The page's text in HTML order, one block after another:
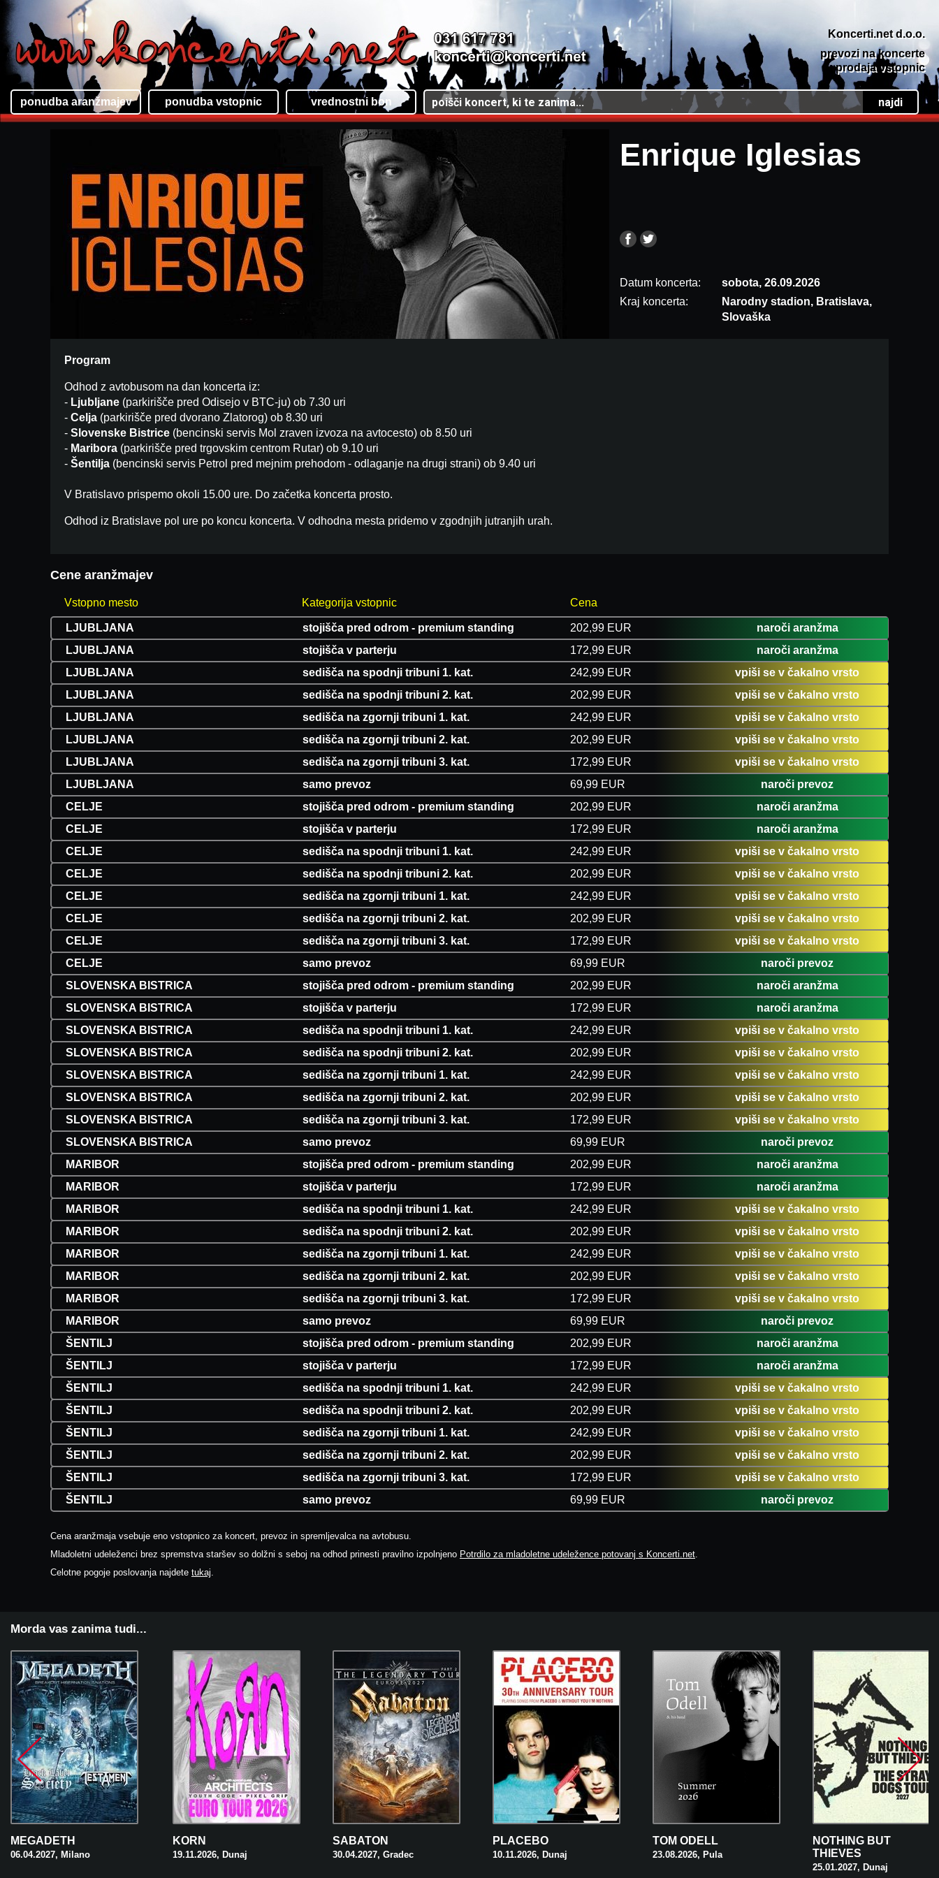
ponudba aranžmajev ponudba vstopnic vrednostni bon
Koncerti.net d.o.o.
prevozi na koncerte
prodaja vstopnic
Enrique Iglesias
Datum koncerta:
sobota, 26.09.2026
Kraj koncerta:
Narodny stadion, Bratislava,
Slovaška
Program
Odhod z avtobusom na dan koncerta iz:
- Ljubljane (parkirišče pred Odisejo v BTC-ju) ob 7.30 uri
- Celja (parkirišče pred dvorano Zlatorog) ob 8.30 uri
- Slovenske Bistrice (bencinski servis Mol zraven izvoza na avtocesto) ob 8.50 uri
- Maribora (parkirišče pred trgovskim centrom Rutar) ob 9.10 uri
- Šentilja (bencinski servis Petrol pred mejnim prehodom - odlaganje na drugi strani) ob 9.40 uri
V Bratislavo prispemo okoli 15.00 ure. Do začetka koncerta prosto.
Odhod iz Bratislave pol ure po koncu koncerta. V odhodna mesta pridemo v zgodnjih jutranjih urah.
Cene aranžmajev
Vstopno mesto Kategorija vstopnic Cena
LJUBLJANA stojišča pred odrom - premium standing 202,99 EUR
naroči aranžma
LJUBLJANA
stojišča v parterju 172,99 EUR
naroči aranžma
LJUBLJANA
sedišča na spodnji tribuni 1. kat. 242,99 EUR
vpiši se v čakalno vrsto
LJUBLJANA
sedišča na spodnji tribuni 2. kat. 202,99 EUR
vpiši se v čakalno vrsto
LJUBLJANA
sedišča na zgornji tribuni 1. kat. 242,99 EUR
vpiši se v čakalno vrsto
LJUBLJANA
sedišča na zgornji tribuni 2. kat. 202,99 EUR
vpiši se v čakalno vrsto
LJUBLJANA
sedišča na zgornji tribuni 3. kat. 172,99 EUR
vpiši se v čakalno vrsto
LJUBLJANA
samo prevoz 69,99 EUR
naroči prevoz
CELJE
stojišča pred odrom - premium standing 202,99 EUR
naroči aranžma
CELJE
stojišča v parterju 172,99 EUR
naroči aranžma
CELJE
sedišča na spodnji tribuni 1. kat. 242,99 EUR
vpiši se v čakalno vrsto
CELJE
sedišča na spodnji tribuni 2. kat. 202,99 EUR
vpiši se v čakalno vrsto
CELJE
sedišča na zgornji tribuni 1. kat. 242,99 EUR
vpiši se v čakalno vrsto
CELJE
sedišča na zgornji tribuni 2. kat. 202,99 EUR
vpiši se v čakalno vrsto
CELJE
sedišča na zgornji tribuni 3. kat. 172,99 EUR
vpiši se v čakalno vrsto
CELJE
samo prevoz 69,99 EUR
naroči prevoz
SLOVENSKA BISTRICA
stojišča pred odrom - premium standing 202,99 EUR
naroči aranžma
SLOVENSKA BISTRICA
stojišča v parterju 172,99 EUR
naroči aranžma
SLOVENSKA BISTRICA
sedišča na spodnji tribuni 1. kat. 242,99 EUR
vpiši se v čakalno vrsto
SLOVENSKA BISTRICA
sedišča na spodnji tribuni 2. kat. 202,99 EUR
vpiši se v čakalno vrsto
SLOVENSKA BISTRICA
sedišča na zgornji tribuni 1. kat. 242,99 EUR
vpiši se v čakalno vrsto
SLOVENSKA BISTRICA
sedišča na zgornji tribuni 2. kat. 202,99 EUR
vpiši se v čakalno vrsto
SLOVENSKA BISTRICA
sedišča na zgornji tribuni 3. kat. 172,99 EUR
vpiši se v čakalno vrsto
SLOVENSKA BISTRICA
samo prevoz 69,99 EUR
naroči prevoz
MARIBOR
stojišča pred odrom - premium standing 202,99 EUR
naroči aranžma
MARIBOR
stojišča v parterju 172,99 EUR
naroči aranžma
MARIBOR
sedišča na spodnji tribuni 1. kat. 242,99 EUR
vpiši se v čakalno vrsto
MARIBOR
sedišča na spodnji tribuni 2. kat. 202,99 EUR
vpiši se v čakalno vrsto
MARIBOR
sedišča na zgornji tribuni 1. kat. 242,99 EUR
vpiši se v čakalno vrsto
MARIBOR
sedišča na zgornji tribuni 2. kat. 202,99 EUR
vpiši se v čakalno vrsto
MARIBOR
sedišča na zgornji tribuni 3. kat. 172,99 EUR
vpiši se v čakalno vrsto
MARIBOR
samo prevoz 69,99 EUR
naroči prevoz
ŠENTILJ
stojišča pred odrom - premium standing 202,99 EUR
naroči aranžma
ŠENTILJ
stojišča v parterju 172,99 EUR
naroči aranžma
ŠENTILJ
sedišča na spodnji tribuni 1. kat. 242,99 EUR
vpiši se v čakalno vrsto
ŠENTILJ
sedišča na spodnji tribuni 2. kat. 202,99 EUR
vpiši se v čakalno vrsto
ŠENTILJ
sedišča na zgornji tribuni 1. kat. 242,99 EUR
vpiši se v čakalno vrsto
ŠENTILJ
sedišča na zgornji tribuni 2. kat. 202,99 EUR
vpiši se v čakalno vrsto
ŠENTILJ
sedišča na zgornji tribuni 3. kat. 172,99 EUR
vpiši se v čakalno vrsto
ŠENTILJ
samo prevoz 69,99 EUR naroči prevoz
Cena aranžmaja vsebuje eno vstopnico za koncert, prevoz in spremljevalca na avtobusu.
Mladoletni udeleženci brez spremstva staršev so dolžni s seboj na odhod prinesti pravilno izpolnjeno Potrdilo za mladoletne udeležence potovanj s Koncerti.net.
Celotne pogoje poslovanja najdete tukaj.
Morda vas zanima tudi...
MEGADETH
06.04.2027, Milano
KORN
19.11.2026, Dunaj
SABATON
30.04.2027, Gradec
PLACEBO
10.11.2026, Dunaj
TOM ODELL
23.08.2026, Pula
NOTHING BUT
THIEVES
25.01.2027, Dunaj